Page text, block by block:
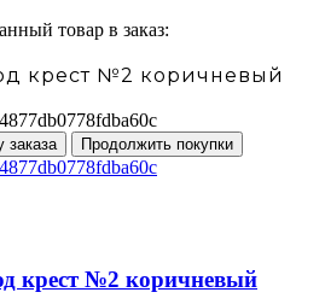
товар в заказ:
крест №2 коричневый
заказа Продолжить покупки
крест №2 коричневый